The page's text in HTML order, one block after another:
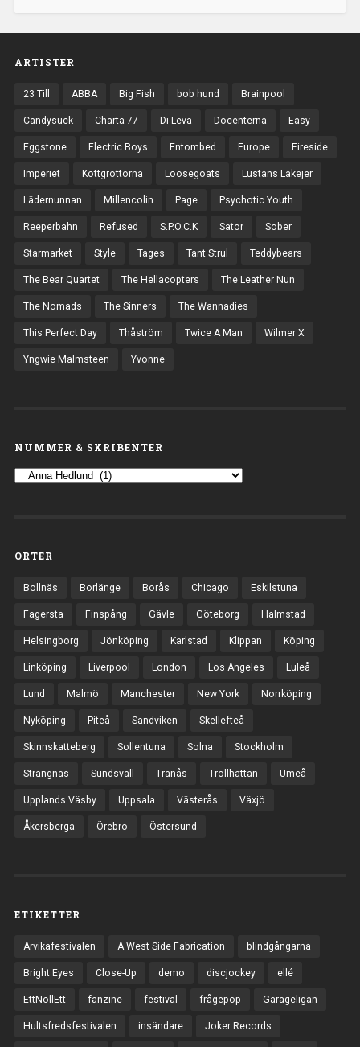
ARTISTER
23 Till ABBA Big Fish bob hund Brainpool
Candysuck Charta 77 Di Leva Docenterna Easy
Eggstone Electric Boys Entombed Europe Fireside
Imperiet Köttgrottorna Loosegoats Lustans Lakejer
Lädernunnan Millencolin Page Psychotic Youth
Reeperbahn Refused S.P.O.C.K Sator Sober
Starmarket Style Tages Tant Strul Teddybears
The Bear Quartet The Hellacopters The Leather Nun
The Nomads The Sinners The Wannadies
This Perfect Day Thåström Twice A Man Wilmer X
Yngwie Malmsteen Yvonne
NUMMER & SKRIBENTER
ORTER
Bollnäs Borlänge Borås Chicago Eskilstuna
Fagersta Finspång Gävle Göteborg Halmstad
Helsingborg Jönköping Karlstad Klippan Köping
Linköping Liverpool London Los Angeles Luleå
Lund Malmö Manchester New York Norrköping
Nyköping Piteå Sandviken Skellefteå
Skinnskatteberg Sollentuna Solna Stockholm
Strängnäs Sundsvall Tranås Trollhättan Umeå
Upplands Väsby Uppsala Västerås Växjö
Åkersberga Örebro Östersund
ETIKETTER
Arvikafestivalen A West Side Fabrication blindgångarna
Bright Eyes Close-Up demo discjockey ellé
EttNollEtt fanzine festival frågepop Garageligan
Hultsfredsfestivalen insändare Joker Records